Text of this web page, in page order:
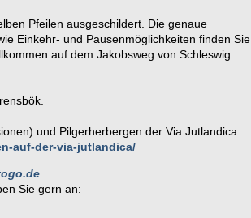
Pfeilen ausgeschildert. Die genaue
Einkehr- und Pausenmöglichkeiten finden Sie
auf dem Jakobsweg von Schleswig
und Pilgerherbergen der Via Jutlandica
auf-der-via-jutlandica/
Sie gern an: